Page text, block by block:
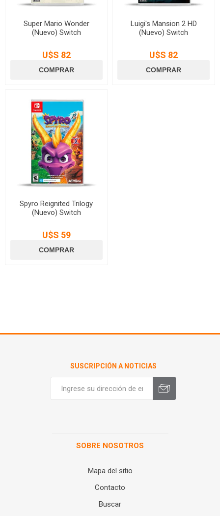
Super Mario Wonder
(Nuevo) Switch
U$S 82
Luigi's Mansion 2 HD
(Nuevo) Switch
U$S 82
Spyro Reignited Trilogy
(Nuevo) Switch
U$S 59
SUSCRIPCIÓN A NOTICIAS
SOBRE NOSOTROS
Mapa del sitio
Contacto
Buscar